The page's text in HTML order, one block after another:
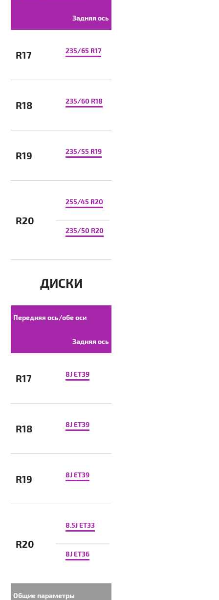
Задняя ось
R17 235/65 R17
R18 235/60 R18
R19 235/55 R19
R20
255/45 R20
235/50 R20
ДИСКИ
Передняя ось/обе оси
Задняя ось
R17 8J ET39
R18 8J ET39
R19 8J ET39
R20
8.5J ET33
8J ET36
Общие параметры